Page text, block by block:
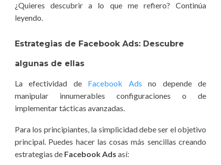
¿Quieres descubrir a lo que me refiero? Continúa
leyendo.
Estrategias de Facebook Ads: Descubre
algunas de ellas
La efectividad de Facebook Ads no depende de
manipular innumerables configuraciones o de
implementar tácticas avanzadas.
Para los principiantes, la simplicidad debe ser el objetivo
principal. Puedes hacer las cosas más sencillas creando
estrategias de Facebook Ads así: